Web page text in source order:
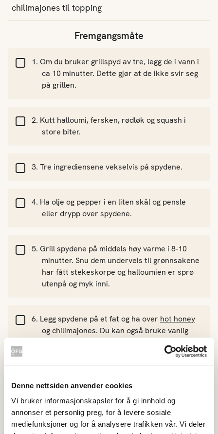
Denne nettsiden anvender cookies
Vi bruker informasjonskapsler for å gi innhold og
annonser et personlig preg, for å levere sosiale
mediefunksjoner og for å analysere trafikken vår. Vi deler
chilimajones til topping
Fremgangsmåte
Om du bruker grillspyd av tre, legg de i vann i
ca 10 minutter. Dette gjør at de ikke svir seg
på grillen.
Kutt halloumi, fersken, rødløk og squash i
store biter.
Tre ingrediensene vekselvis på spydene.
Ha olje og pepper i en liten skål og pensle
eller drypp over spydene.
Grill spydene på middels høy varme i 8-10
minutter. Snu dem underveis til grønnsakene
har fått stekeskorpe og halloumien er sprø
utenpå og myk inni.
Legg spydene på et fat og ha over hot honey
og chilimajones. Du kan også bruke vanlig
Lager du det som hovedrett bør du
doble oppskriften.